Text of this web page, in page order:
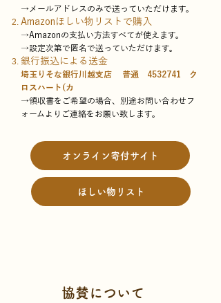
→メールアドレスのみで送っていただけます。
Amazonほしい物リストで購入
→Amazonの支払い方法すべてが使えます。
→設定次第で匿名で送っていただけます。
銀行振込による送金
埼玉りそな銀行川越支店 普通 4532741
ク
ロスハート(カ
→領収書をご希望の場合、別途お問い合わせフ
ォームよりご連絡をお願い致します。
オンライン寄付サイト
ほしい物リスト
協賛について